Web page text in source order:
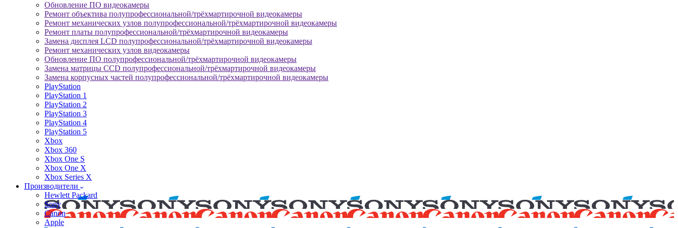
Обновление ПО видеокамеры
Ремонт объектива полупрофессиональной/трёхмартирочной видеокамеры
Ремонт механических узлов полупрофессиональной/трёхмартирочной видеокамеры
Ремонт платы полупрофессиональной/трёхмартирочной видеокамеры
Замена дисплея LCD полупрофессиональной/трёхмартирочной видеокамеры
Ремонт механических узлов видеокамеры
Обновление ПО полупрофессиональной/трёхмартирочной видеокамеры
Замена матрицы CCD полупрофессиональной/трёхмартирочной видеокамеры
Замена корпусных частей полупрофессиональной/трёхмартирочной видеокамеры
PlayStation
PlayStation 1
PlayStation 2
PlayStation 3
PlayStation 4
PlayStation 5
Xbox
Xbox 360
Xbox One S
Xbox One X
Xbox Series X
Производители
Hewlett Packard
Sony
Canon
Apple